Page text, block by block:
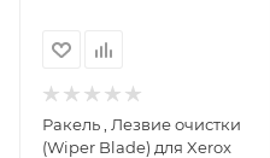
Ракель , Лезвие очистки
(Wiper Blade) для Xerox